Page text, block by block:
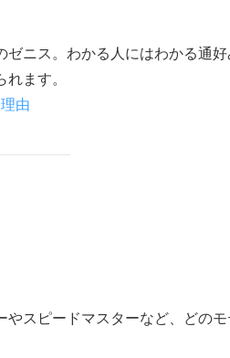
ニス。わかる人にはわかる通
ます。
由
スピードマスターなど、どの